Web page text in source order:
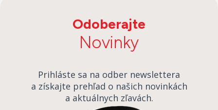
Odoberajte
Novinky
Prihláste sa na odber newslettera
a získajte prehľad o našich novinkách
a aktuálnych zľavách.